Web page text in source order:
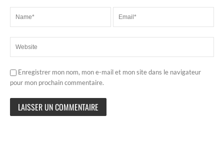
Enregistrer mon nom, mon e-mail et mon site dans le navigateur
pour mon prochain commentaire.